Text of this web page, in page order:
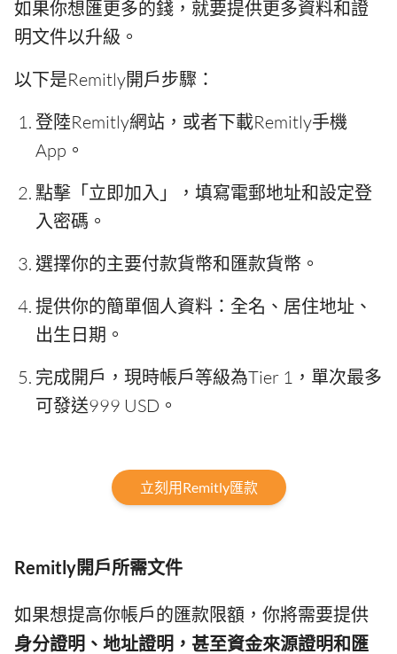
如果你想匯更多的錢，就要提供更多資料和證
明文件以升級。
以下是Remitly開戶步驟：
登陸Remitly網站，或者下載Remitly手機
App。
點擊「立即加入」，填寫電郵地址和設定登
入密碼。
選擇你的主要付款貨幣和匯款貨幣。
提供你的簡單個人資料：全名、居住地址、
出生日期。
完成開戶，現時帳戶等級為Tier 1，單次最多
可發送999 USD。
立刻用Remitly匯款
Remitly開戶所需文件
如果想提高你帳戶的匯款限額，你將需要提供
身分證明、地址證明，甚至資金來源證明和匯